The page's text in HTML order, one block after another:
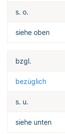
s. o.
siehe oben
bzgl.
bezüglich
s. u.
siehe unten